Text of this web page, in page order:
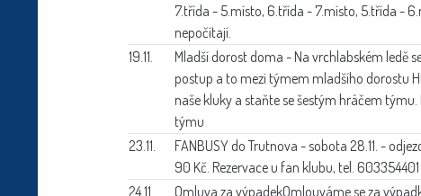
7.třída - 5.místo, 6.třída - 7.místo, 5.třída -
nepočítají.
19.11.
Mladší dorost doma - Na vrchlabském ledě
postup a to mezi týmem mladšího dorostu
naše kluky a staňte se šestým hráčem
týmu
23.11.
FANBUSY do Trutnova -sobota 28.11. -
90 Kč. Rezervace u fan klubu, tel. 603354401
24.11.
Omluva za výpadekOmlouváme se za